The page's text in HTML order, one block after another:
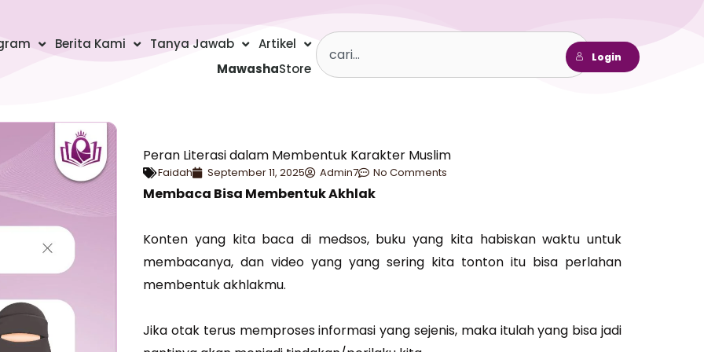
Berita Kami Tanya Jawab
Artikel
MawashaStore
Search
Login
Peran Literasi dalam Membentuk Karakter Muslim
Faidah September 11, 2025 Admin7 No Comments
Membaca Bisa Membentuk Akhlak
Konten yang kita baca di medsos, buku yang kita habiskan waktu untuk
membacanya, dan video yang yang sering kita tonton itu bisa perlahan
membentuk akhlakmu.
Jika otak terus memproses informasi yang sejenis, maka itulah yang bisa jadi